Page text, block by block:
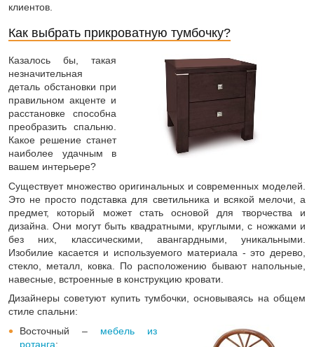
клиентов.
Как выбрать прикроватную тумбочку?
Казалось бы, такая
незначительная
деталь обстановки при
правильном акценте и
расстановке способна
преобразить спальню.
Какое решение станет
наиболее удачным в
вашем интерьере?
Существует множество оригинальных и современных моделей.
Это не просто подставка для светильника и всякой мелочи, а
предмет, который может стать основой для творчества и
дизайна. Они могут быть квадратными, круглыми, с ножками и
без них, классическими, авангардными, уникальными.
Изобилие касается и используемого материала - это дерево,
стекло, металл, ковка. По расположению бывают напольные,
навесные, встроенные в конструкцию кровати.
Дизайнеры советуют купить тумбочки, основываясь на общем
стиле спальни:
Восточный – мебель из
ротанга;